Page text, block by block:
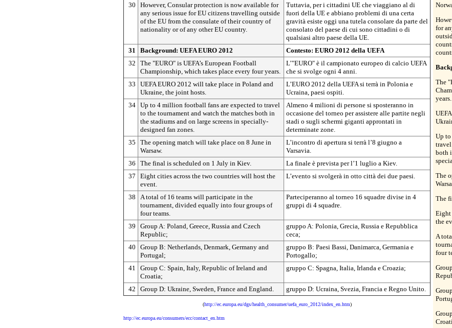
30
However, Consular protection is now available for
any serious issue for EU citizens travelling outside
of the EU from the consulate of their country of
nationality or of any other EU country.
Tuttavia, per i cittadini UE che viaggiano al di
fuori della UE e abbiano problemi di una certa
gravità esiste oggi una tutela consolare da parte del
consolato del paese di cui sono cittadini o di
qualsiasi altro paese della UE.
31
Background: UEFA EURO 2012 Contesto: EURO 2012 della UEFA
32
The "EURO" is UEFA’s European Football
Championship, which takes place every four years.
L’"EURO" è il campionato europeo di calcio UEFA
che si svolge ogni 4 anni.
33
UEFA EURO 2012 will take place in Poland and
Ukraine, the joint hosts.
L’EURO 2012 della UEFA si terrà in Polonia e
Ucraina, paesi ospiti.
34 Up to 4 million football fans are expected to travel
to the tournament and watch the matches both in
the stadiums and on large screens in specially-
designed fan zones.
Almeno 4 milioni di persone si sposteranno in
occasione del torneo per assistere alle partite negli
stadi o sugli schermi giganti approntati in
determinate zone.
35
The opening match will take place on 8 June in
Warsaw.
L’incontro di apertura si terrà l’8 giugno a
Varsavia.
36
The final is scheduled on 1 July in Kiev.
La finale è prevista per l’1 luglio a Kiev.
37
Eight cities across the two countries will host the
event.
L’evento si svolgerà in otto città dei due paesi.
38
A total of 16 teams will participate in the
tournament, divided equally into four groups of
four teams.
Parteciperanno al torneo 16 squadre divise in 4
gruppi di 4 squadre.
39
Group A: Poland, Greece, Russia and Czech
Republic;
gruppo A: Polonia, Grecia, Russia e Repubblica
ceca;
40
Group B: Netherlands, Denmark, Germany and
Portugal;
gruppo B: Paesi Bassi, Danimarca, Germania e
Portogallo;
41
Group C: Spain, Italy, Republic of Ireland and
Croatia;
gruppo C: Spagna, Italia, Irlanda e Croazia;
42 Group D: Ukraine, Sweden, France and England. gruppo D: Ucraina, Svezia, Francia e Regno Unito.
(http://ec.europa.eu/dgs/health_consumer/uefa_euro_2012/index_en.htm)
http://ec.europa.eu/consumers/ecc/contact_en.htm
for
The
years.
Up
both
The
The
Eight
the
A
four